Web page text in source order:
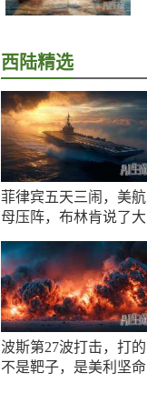
西陆精选
菲律宾五天三闹，美航
母压阵，布林肯说了大
波斯第27波打击，打的
不是靶子，是美利坚命